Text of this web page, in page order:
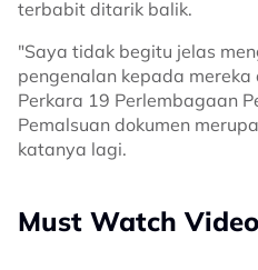
terbabit ditarik balik.
"Saya tidak begitu jelas
pengenalan kepada
Perkara 19 Perlembagaan
Pemalsuan dokumen
katanya lagi.
Must Watch Video